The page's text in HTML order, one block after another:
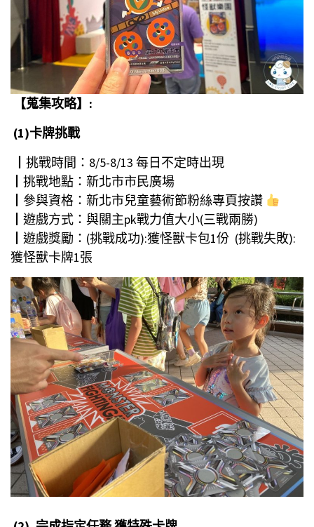
【蒐集攻略】:
(1)卡牌挑戰
┃挑戰時間：8/5-8/13 每日不定時出現
┃挑戰地點：新北市市民廣場
┃參與資格：新北市兒童藝術節粉絲專頁按讚
┃遊戲方式：與關主pk戰力值大小(三戰兩勝)
┃遊戲獎勵：(挑戰成功):獲怪獸卡包1份 (挑戰失敗):
獲怪獸卡牌1張